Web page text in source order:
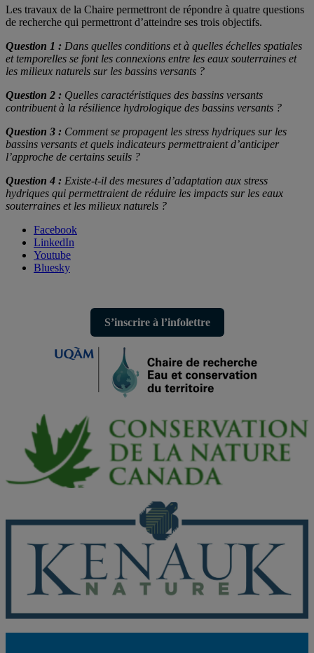
Les travaux de la Chaire permettront de répondre à quatre questions
de recherche qui permettront d’atteindre ses trois objectifs.
Question 1 : Dans quelles conditions et à quelles échelles spatiales
et temporelles se font les connexions entre les eaux souterraines et
les milieux naturels sur les bassins versants ?
Question 2 : Quelles caractéristiques des bassins versants
contribuent à la résilience hydrologique des bassins versants ?
Question 3 : Comment se propagent les stress hydriques sur les
bassins versants et quels indicateurs permettraient d’anticiper
l’approche de certains seuils ?
Question 4 : Existe-t-il des mesures d’adaptation aux stress
hydriques qui permettraient de réduire les impacts sur les eaux
souterraines et les milieux naturels ?
Facebook
LinkedIn
Youtube
Bluesky
S’inscrire à l’infolettre